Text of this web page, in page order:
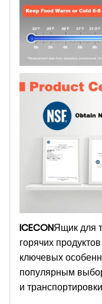
ICECONЯщик для
горячих
ключевых
популярным
и